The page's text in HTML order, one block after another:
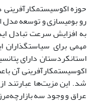
حوزه
رو بومی­سازی و توسعه مدل
به افزایش سرعت تبادل
استان­کردستان دارای
اکوسیستم­کارآفرینی آن
عراق و وجود سه